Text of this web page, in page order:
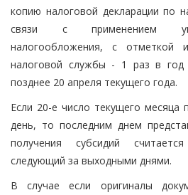
копию налоговой декларации по
связи с применением
налогообложения, с отметкой
налоговой службы - 1 раз в
позднее 20 апреля текущего года.
Если 20-е число текущего месяца
день, то последним днем
получения субсидий
следующий за выходными днями.
В случае если оригиналы